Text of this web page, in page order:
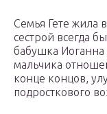
Семья Гете жила
сестрой всегда
бабушка Иоганна
мальчика
конце концов,
подросткового